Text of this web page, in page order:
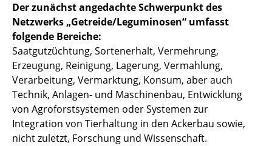
Der zunächst angedachte Schwerpunkt des
Netzwerks „Getreide/Leguminosen“ umfasst
folgende Bereiche:
Saatgutzüchtung, Sortenerhalt, Vermehrung,
Erzeugung, Reinigung, Lagerung, Vermahlung,
Verarbeitung, Vermarktung, Konsum, aber auch
Technik, Anlagen- und Maschinenbau, Entwicklung
von Agroforstsystemen oder Systemen zur
Integration von Tierhaltung in den Ackerbau sowie,
nicht zuletzt, Forschung und Wissenschaft.